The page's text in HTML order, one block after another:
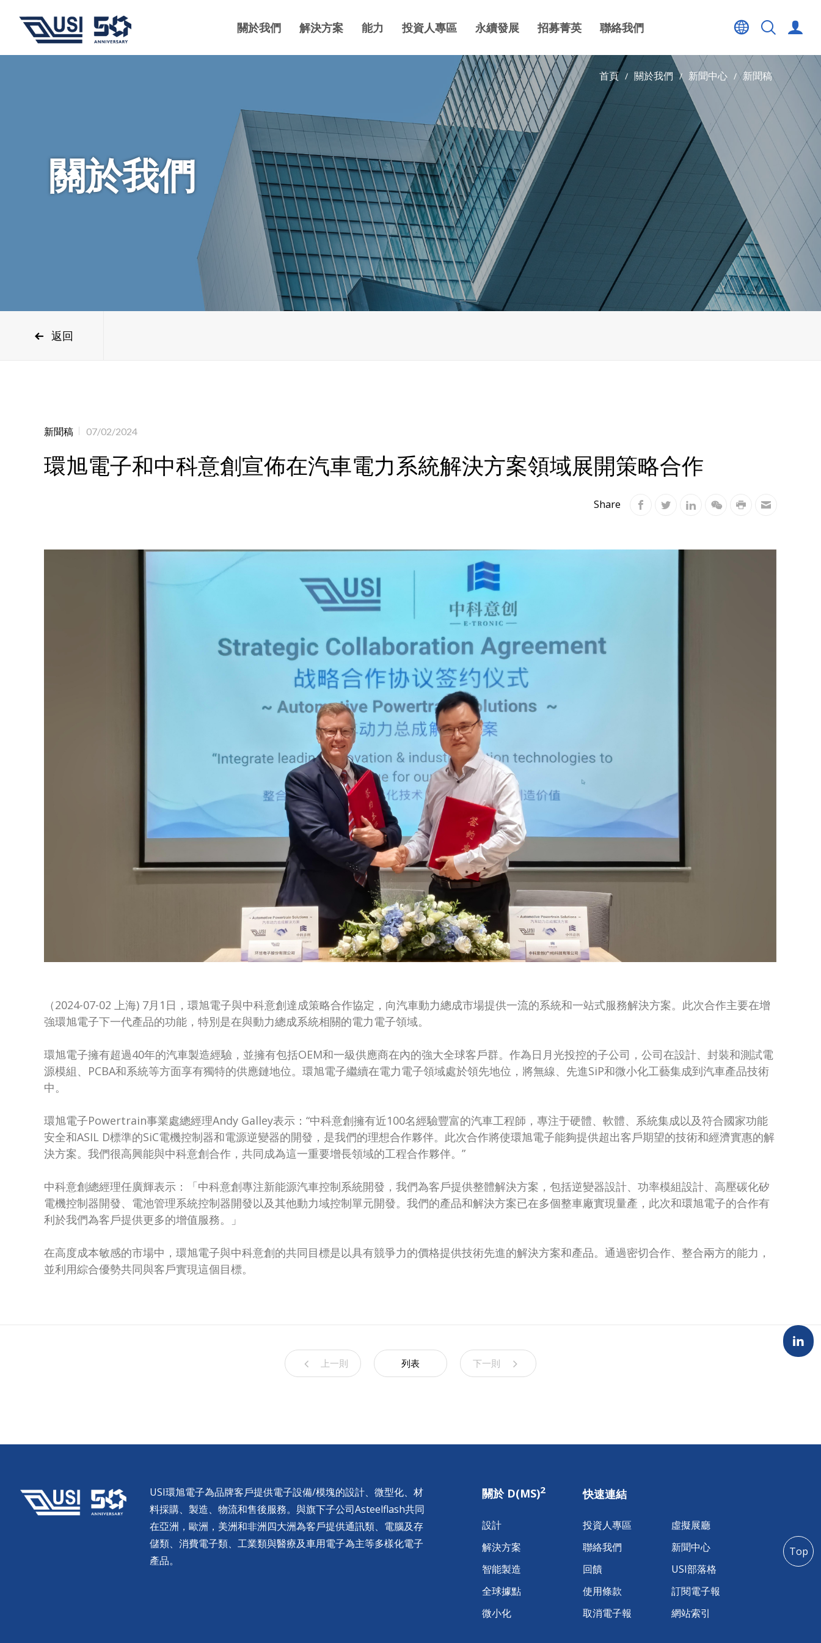
關於我們 解決方案 能力 投資人專區 永續發展 招募菁英 聯絡我們
首頁 關於我們 新聞中心 新聞稿
關於我們
返回
新聞稿 07/02/2024
環旭電子和中科意創宣佈在汽車電力系統解決方案領域展開策略合作
Share
（2024-07-02 上海) 7月1日，環旭電子與中科意創達成策略合作協定，向汽車動力總成市場提供一流的系統和一站式服務解決方案。此次合作主要在增
強環旭電子下一代產品的功能，特別是在與動力總成系統相關的電力電子領域。
環旭電子擁有超過40年的汽車製造經驗，並擁有包括OEM和一級供應商在內的強大全球客戶群。作為日月光投控的子公司，公司在設計、封裝和測試電
源模組、PCBA和系統等方面享有獨特的供應鏈地位。環旭電子繼續在電力電子領域處於領先地位，將無線、先進SiP和微小化工藝集成到汽車產品技術
中。
環旭電子Powertrain事業處總經理Andy Galley表示：“中科意創擁有近100名經驗豐富的汽車工程師，專注于硬體、軟體、系統集成以及符合國家功能
安全和ASIL D標準的SiC電機控制器和電源逆變器的開發，是我們的理想合作夥伴。此次合作將使環旭電子能夠提供超出客戶期望的技術和經濟實惠的解
決方案。我們很高興能與中科意創合作，共同成為這一重要增長領域的工程合作夥伴。”
中科意創總經理任廣輝表示：「中科意創專注新能源汽車控制系統開發，我們為客戶提供整體解決方案，包括逆變器設計、功率模組設計、高壓碳化矽
電機控制器開發、電池管理系統控制器開發以及其他動力域控制單元開發。我們的產品和解決方案已在多個整車廠實現量產，此次和環旭電子的合作有
利於我們為客戶提供更多的增值服務。」
在高度成本敏感的市場中，環旭電子與中科意創的共同目標是以具有競爭力的價格提供技術先進的解決方案和產品。通過密切合作、整合兩方的能力，
並利用綜合優勢共同與客戶實現這個目標。
上一則 列表 下一則
USI環旭電子為品牌客戶提供電子設備/模塊的設計、微型化、材
料採購、製造、物流和售後服務。與旗下子公司Asteelflash共同
在亞洲，歐洲，美洲和非洲四大洲為客戶提供通訊類、電腦及存
儲類、消費電子類、工業類與醫療及車用電子為主等多樣化電子
產品。
關於 D(MS)2
設計
解決方案
智能製造
全球據點
微小化
快速連結
投資人專區
虛擬展廳
聯絡我們
新聞中心
回饋
USI部落格
使用條款
訂閱電子報
取消電子報
網站索引
Top